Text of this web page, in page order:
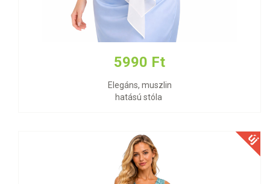
5990 Ft
Elegáns, muszlin
hatású stóla